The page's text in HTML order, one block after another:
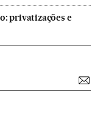
privatizações e